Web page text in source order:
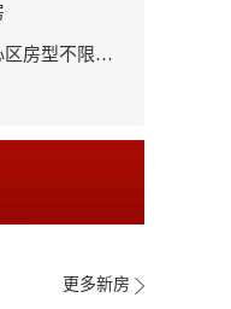
不限中档装修
更多新房